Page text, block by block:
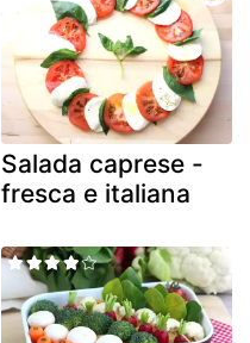
Salada caprese -
fresca e italiana